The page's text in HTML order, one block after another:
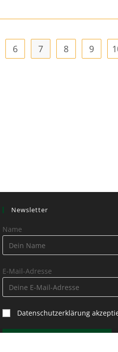
6 7 8 9
Newsletter
Name
E-Mail-Adresse
Datenschutzerklärung